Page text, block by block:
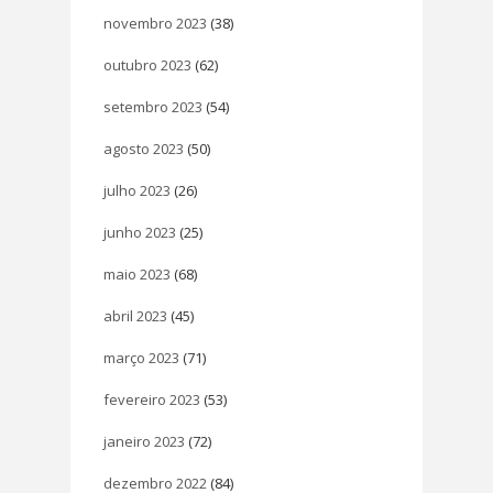
novembro 2023 (38)
outubro 2023 (62)
setembro 2023 (54)
agosto 2023 (50)
julho 2023 (26)
junho 2023 (25)
maio 2023 (68)
abril 2023 (45)
março 2023 (71)
fevereiro 2023 (53)
janeiro 2023 (72)
dezembro 2022 (84)